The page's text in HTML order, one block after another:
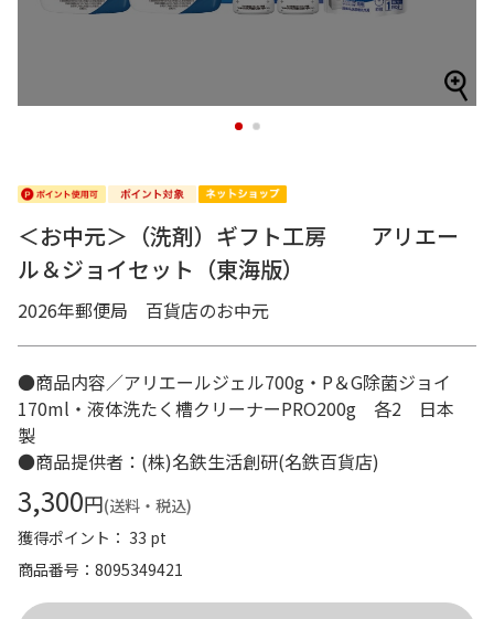
1 2
＜お中元＞（洗剤）ギフト工房 アリエー
ル＆ジョイセット（東海版）
2026年郵便局 百貨店のお中元
●商品内容／アリエールジェル700g・P＆G除菌ジョイ
170ml・液体洗たく槽クリーナーPRO200g 各2 日本
製
●商品提供者：(株)名鉄生活創研(名鉄百貨店)
3,300円(送料・税込)
獲得ポイント： 33 pt
商品番号
8095349421